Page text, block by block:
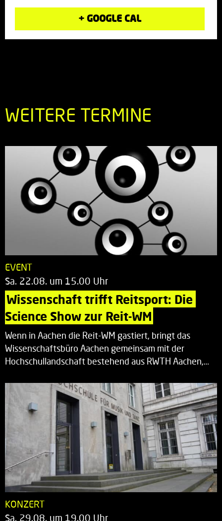
+ GOOGLE CAL
WEITERE TERMINE
EVENT
Sa. 22.08. um 15.00 Uhr
Wissenschaft trifft Reitsport: Die
Science Show zur Reit-WM
Wenn in Aachen die Reit-WM gastiert, bringt das
Wissenschaftsbüro Aachen gemeinsam mit der
Hochschullandschaft bestehend aus RWTH Aachen,…
KONZERT
Sa. 29.08. um 19.00 Uhr